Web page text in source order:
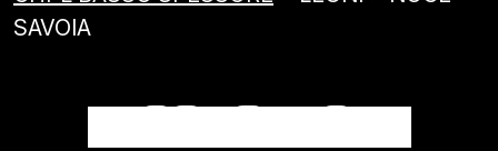
SAVOIA
NOCE SAVOIA